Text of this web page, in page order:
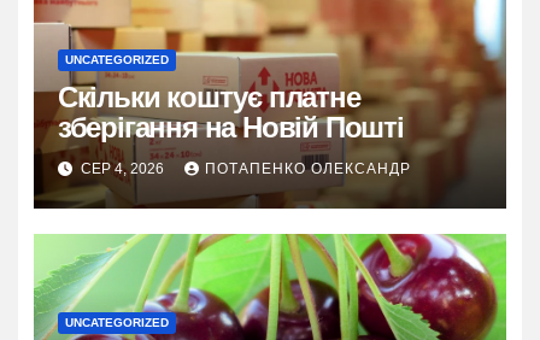
UNCATEGORIZED
Скільки коштує платне
зберігання на Новій Пошті
СЕР 4, 2026 ПОТАПЕНКО ОЛЕКСАНДР
UNCATEGORIZED